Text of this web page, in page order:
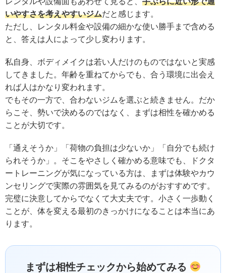
いやすさを考えやすいジムだと感じます。
ただし、レンタル料金や設備の細かな使い勝手まで含める
と、答えは人によって少し変わります。
私自身、ボディメイクは若い人だけのものではないと実感
してきました。年齢を重ねてからでも、合う環境に出会え
れば人はかなり変われます。
でもその一方で、合わないジムを選ぶと続きません。だか
らこそ、勢いで決めるのではなく、まずは相性を確かめる
ことが大切です。
「通えそうか」「荷物の負担は少ないか」「自分でも続け
られそうか」。そこをやさしく確かめる意味でも、ドクタ
ートレーニングが気になっている方は、まずは体験やカウ
ンセリングで実際の雰囲気を見てみるのがおすすめです。
完璧に決意してからでなくて大丈夫です。小さく一歩動く
ことが、体を変える最初のきっかけになることは本当にあ
ります。
まずは相性チェックから始めてみる